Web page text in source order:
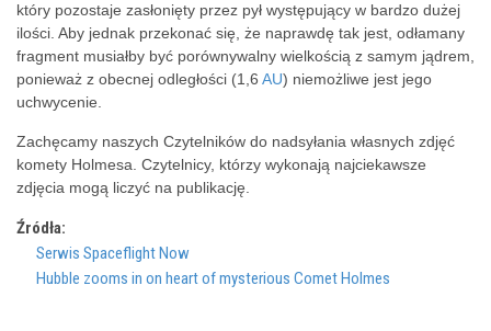
który pozostaje zasłonięty przez pył występujący w bardzo dużej
ilości. Aby jednak przekonać się, że naprawdę tak jest, odłamany
fragment musiałby być porównywalny wielkością z samym jądrem,
ponieważ z obecnej odległości (1,6 AU) niemożliwe jest jego
uchwycenie.
Zachęcamy naszych Czytelników do nadsyłania własnych zdjęć
komety Holmesa. Czytelnicy, którzy wykonają najciekawsze
zdjęcia mogą liczyć na publikację.
Źródła:
Serwis Spaceflight Now
Hubble zooms in on heart of mysterious Comet Holmes